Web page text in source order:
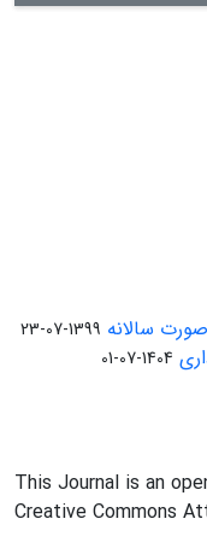
سالانه 1399-07-23
1404-07-01
This Journal is an
Creative Commons